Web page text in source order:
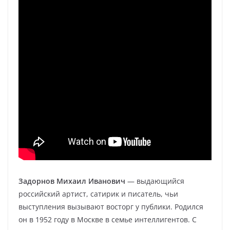
Задорнов Михаил Иванович — выдающийся
российский артист, сатирик и писатель, чьи
выступления вызывают восторг у публики. Родился
он в 1952 году в Москве в семье интеллигентов. С